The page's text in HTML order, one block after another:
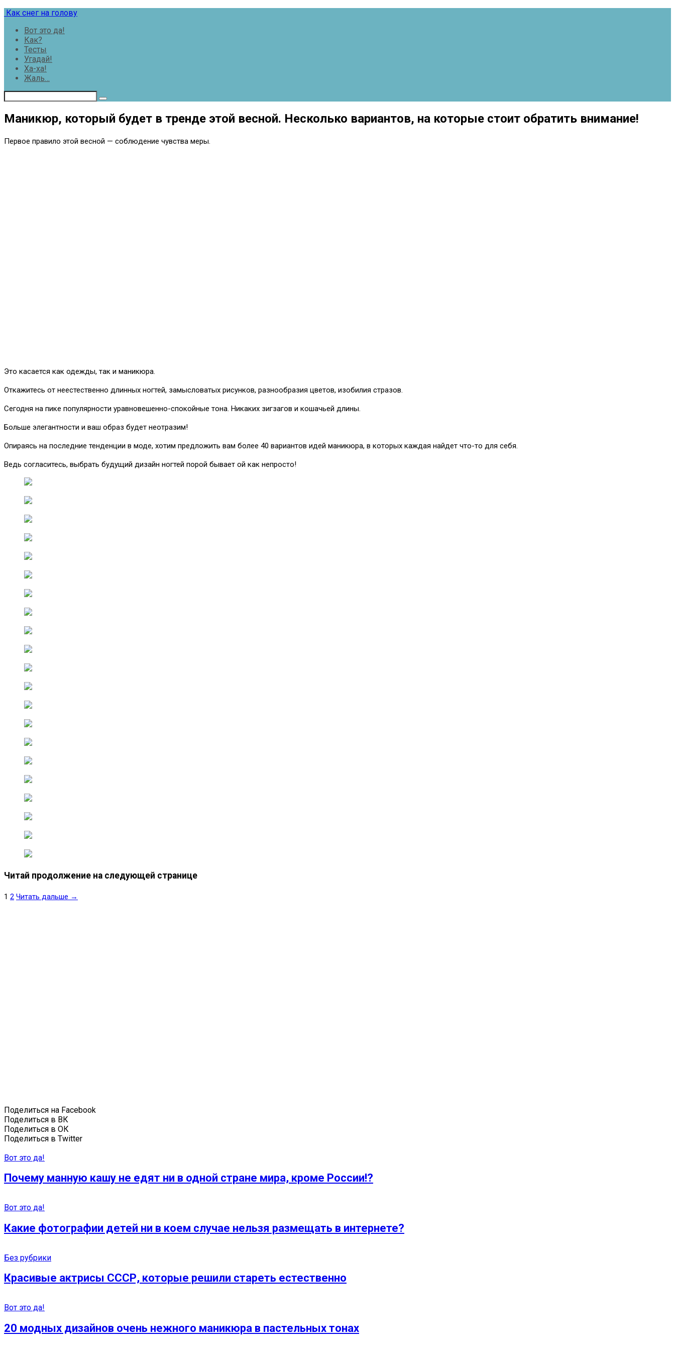
Перейти
контенту
Как снег на голову
Вот это да!
Как?
Тесты
Угадай!
Ха-ха!
Жаль…
Маникюр, который будет в тренде этой весной. Несколько вариантов, на которые стоит обратить внимание!
Первое правило этой весной — соблюдение чувства меры.
Это касается как одежды, так и маникюра.
Откажитесь от неестественно длинных ногтей, замысловатых рисунков, разнообразия цветов, изобилия стразов.
Сегодня на пике популярности уравновешенно-спокойные тона. Никаких зигзагов и кошачьей длины.
Больше элегантности и ваш образ будет неотразим!
Опираясь на последние тенденции в моде, хотим предложить вам более 40 вариантов идей маникюра, в которых каждая найдет что-то для себя.
Ведь согласитесь, выбрать будущий дизайн ногтей порой бывает ой как непросто!
Читай продолжение на следующей странице
1 2 Читать дальше →
Поделиться на Facebook
Поделиться в ВК
Поделиться в ОК
Поделиться в Twitter
Вот это да!
Почему манную кашу не едят ни в одной стране мира, кроме России!?
Вот это да!
Какие фотографии детей ни в коем случае нельзя размещать в интернете?
Без рубрики
Красивые актрисы СССР, которые решили стареть естественно
Вот это да!
20 модных дизайнов очень нежного маникюра в пастельных тонах